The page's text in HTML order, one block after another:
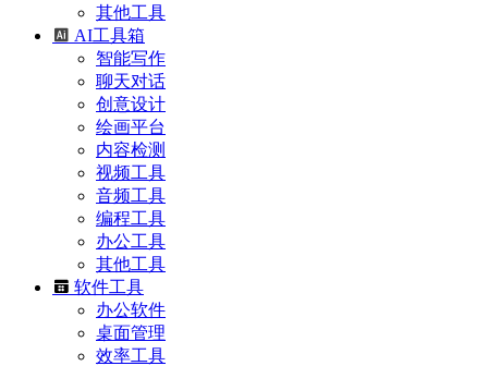
其他工具
AI工具箱
智能写作
聊天对话
创意设计
绘画平台
内容检测
视频工具
音频工具
编程工具
办公工具
其他工具
软件工具
办公软件
桌面管理
效率工具